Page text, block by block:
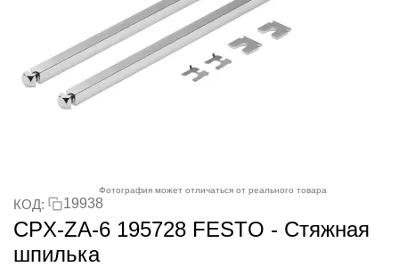
Фотография может отличаться от реального товара
КОД: 19938
CPX-ZA-6 195728 FESTO - Стяжная
шпилька